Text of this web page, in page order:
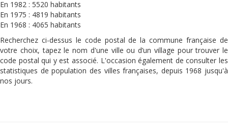
En 1982 : 5520 habitants
En 1975 : 4819 habitants
En 1968 : 4065 habitants
Recherchez ci-dessus le code postal de la commune française de
votre choix, tapez le nom d'une ville ou d’un village pour trouver le
code postal qui y est associé. L'occasion également de consulter les
statistiques de population des villes françaises, depuis 1968 jusqu'à
nos jours.